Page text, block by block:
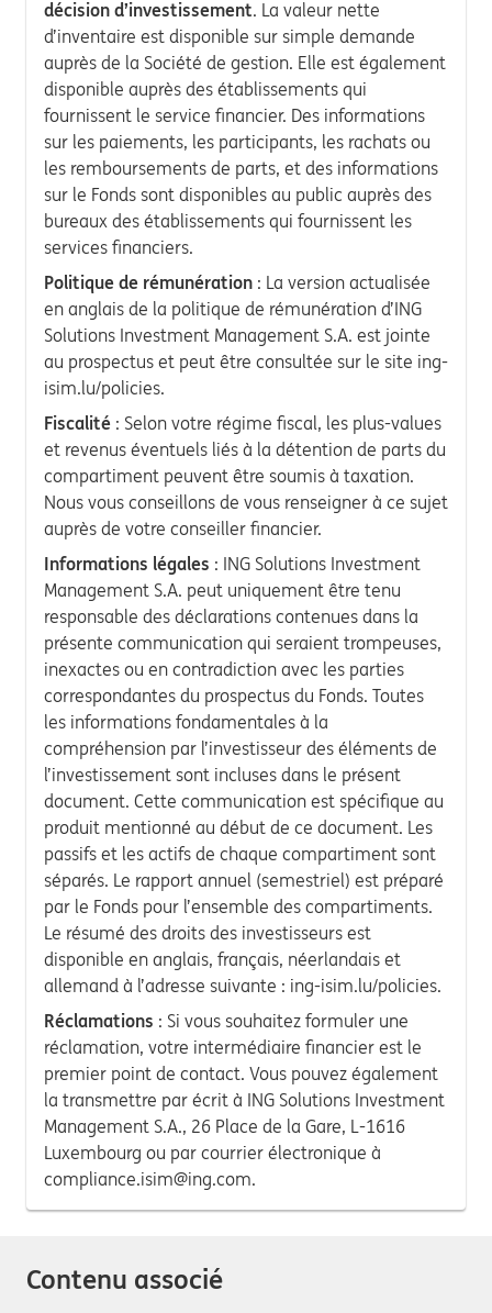
décision d’investissement. La valeur nette
d’inventaire est disponible sur simple demande
auprès de la Société de gestion. Elle est également
disponible auprès des établissements qui
fournissent le service financier. Des informations
sur les paiements, les participants, les rachats ou
les remboursements de parts, et des informations
sur le Fonds sont disponibles au public auprès des
bureaux des établissements qui fournissent les
services financiers.
Politique de rémunération : La version actualisée
en anglais de la politique de rémunération d’ING
Solutions Investment Management S.A. est jointe
au prospectus et peut être consultée sur le site ing-
isim.lu/policies.
Fiscalité : Selon votre régime fiscal, les plus-values
et revenus éventuels liés à la détention de parts du
compartiment peuvent être soumis à taxation.
Nous vous conseillons de vous renseigner à ce sujet
auprès de votre conseiller financier.
Informations légales : ING Solutions Investment
Management S.A. peut uniquement être tenu
responsable des déclarations contenues dans la
présente communication qui seraient trompeuses,
inexactes ou en contradiction avec les parties
correspondantes du prospectus du Fonds. Toutes
les informations fondamentales à la
compréhension par l’investisseur des éléments de
l’investissement sont incluses dans le présent
document. Cette communication est spécifique au
produit mentionné au début de ce document. Les
passifs et les actifs de chaque compartiment sont
séparés. Le rapport annuel (semestriel) est préparé
par le Fonds pour l’ensemble des compartiments.
Le résumé des droits des investisseurs est
disponible en anglais, français, néerlandais et
allemand à l’adresse suivante : ing-isim.lu/policies.
Réclamations : Si vous souhaitez formuler une
réclamation, votre intermédiaire financier est le
premier point de contact. Vous pouvez également
la transmettre par écrit à ING Solutions Investment
Management S.A., 26 Place de la Gare, L-1616
Luxembourg ou par courrier électronique à
compliance.isim@ing.com.
Contenu associé